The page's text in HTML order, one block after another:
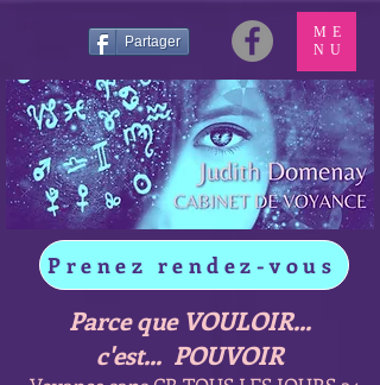
Partager
Prenez rendez-vous
Parce que VOULOIR...
c'est... POUVOIR
ME
NU